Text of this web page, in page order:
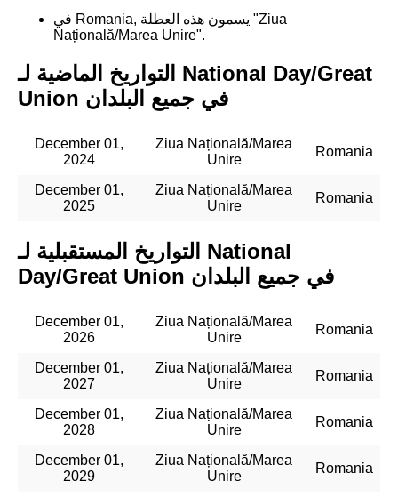
في Romania, يسمون هذه العطلة "Ziua
Națională/Marea Unire".
التواريخ الماضية لـ National Day/Great
Union في جميع البلدان
December 01,
2024
Ziua Națională/Marea
Unire
Romania
December 01,
2025
Ziua Națională/Marea
Unire
Romania
التواريخ المستقبلية لـ National
Day/Great Union في جميع البلدان
December 01,
2026
Ziua Națională/Marea
Unire
Romania
December 01,
2027
Ziua Națională/Marea
Unire
Romania
December 01,
2028
Ziua Națională/Marea
Unire
Romania
December 01,
2029
Ziua Națională/Marea
Unire
Romania